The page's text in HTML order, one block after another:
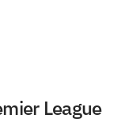
League